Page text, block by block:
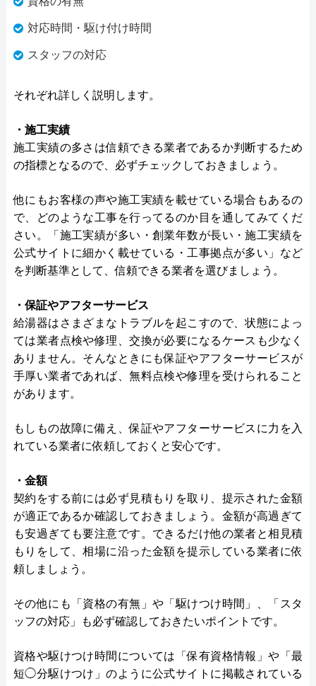
対応時間・駆け付け時間
スタッフの対応
それぞれ詳しく説明します。
・施工実績
施工実績の多さは信頼できる業者であるか判断するため
の指標となるので、必ずチェックしておきましょう。
他にもお客様の声や施工実績を載せている場合もあるの
で、どのような工事を行ってるのか目を通してみてくだ
さい。「施工実績が多い・創業年数が長い・施工実績を
公式サイトに細かく載せている・工事拠点が多い」など
を判断基準として、信頼できる業者を選びましょう。
・保証やアフターサービス
給湯器はさまざまなトラブルを起こすので、状態によっ
ては業者点検や修理、交換が必要になるケースも少なく
ありません。そんなときにも保証やアフターサービスが
手厚い業者であれば、無料点検や修理を受けられること
があります。
もしもの故障に備え、保証やアフターサービスに力を入
れている業者に依頼しておくと安心です。
・金額
契約をする前には必ず見積もりを取り、提示された金額
が適正であるか確認しておきましょう。金額が高過ぎて
も安過ぎても要注意です。できるだけ他の業者と相見積
もりをして、相場に沿った金額を提示している業者に依
頼しましょう。
その他にも「資格の有無」や「駆けつけ時間」、「スタ
ッフの対応」も必ず確認しておきたいポイントです。
資格や駆けつけ時間については「保有資格情報」や「最
短◯分駆けつけ」のように公式サイトに掲載されている